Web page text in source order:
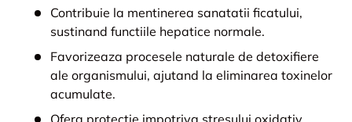
Contribuie la mentinerea sanatatii ficatului,
sustinand functiile hepatice normale.
Favorizeaza procesele naturale de detoxifiere
ale organismului, ajutand la eliminarea toxinelor
acumulate.